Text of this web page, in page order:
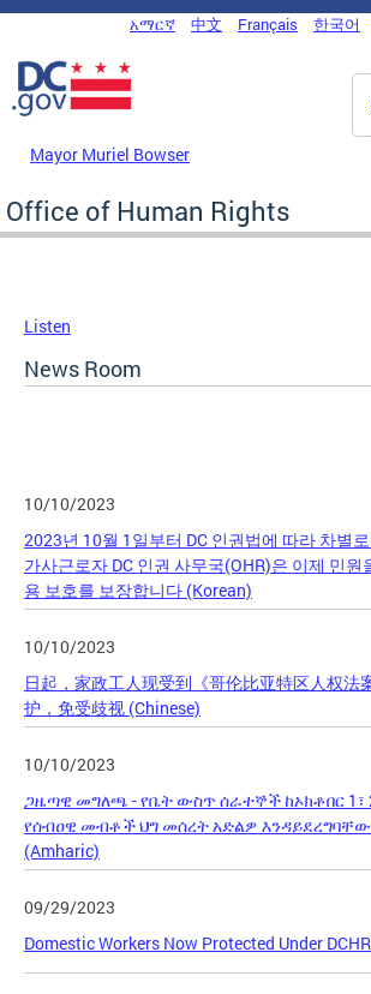
Skip to main content
DC Agency Top Menu
አማርኛ 中文 Français 한국어
Mayor Muriel Bowser
Office of Human Rights
Listen
News Room
10/10/2023
2023년 10월 1일부터 DC 인권법에 따라 차별
가사근로자 DC 인권 사무국(OHR)은 이제 민원
용 보호를 보장합니다 (Korean)
10/10/2023
日起，家政工人现受到《哥伦比亚特区人权法
护，免受歧视 (Chinese)
10/10/2023
ጋዜጣዊ መግለጫ - የቤት ውስጥ ሰራተኞች ከኦክቶበር 1፣
የሰብዐዊ መብቶች ህግ መሰረት አድልዎ
(Amharic)
09/29/2023
Domestic Workers Now Protected Under